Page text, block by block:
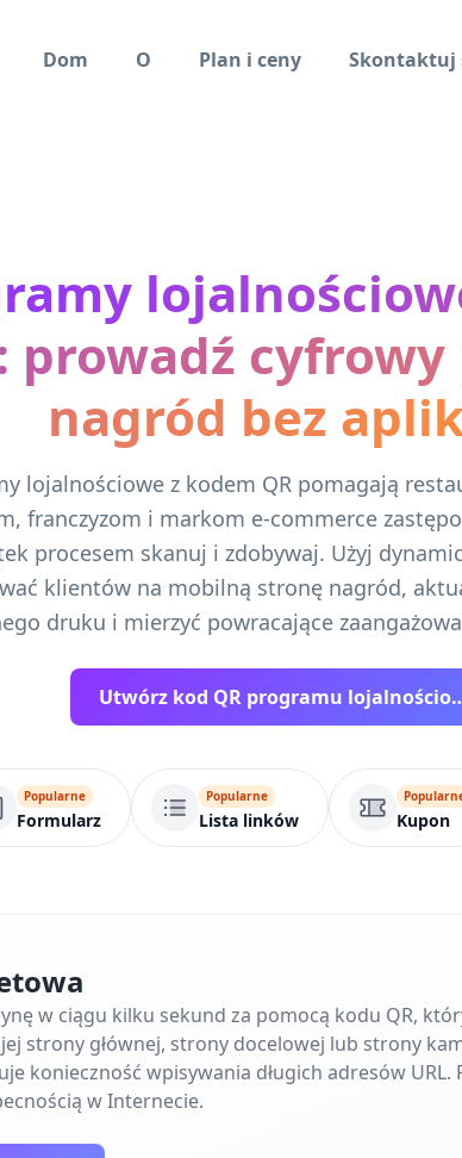
Dom
O Plan i ceny Skontaktuj
prowadź
nagród bez
lojalnościowe z kodem QR pomagają
franczyzom i markom e-commerce
procesem skanuj i zdobywaj. Użyj
klientów na mobilną stronę nagród,
druku i mierzyć powracające
Utwórz kod QR
Popularne
Formularz
Popularne
Lista linków Kupon
w ciągu kilku sekund za pomocą kodu QR,
strony głównej, strony docelowej lub strony
konieczność wpisywania długich adresów
w Internecie.